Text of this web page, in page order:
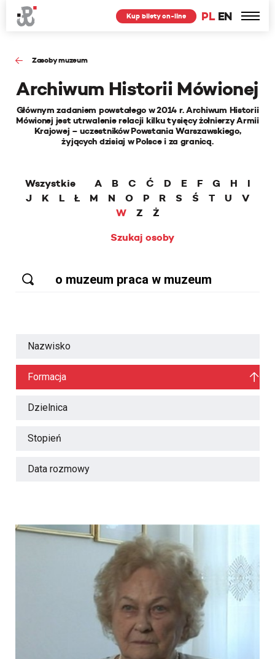
PL EN
Kup bilety on-line
Zasoby muzeum
Archiwum Historii Mówionej
Głównym zadaniem powstałego w 2014 r. Archiwum Historii
Mówionej jest utrwalenie relacji kilku tysięcy żołnierzy Armii
Krajowej – uczestników Powstania Warszawskiego,
żyjących dzisiaj w Polsce i za granicą.
Wszystkie A B C Ć D E F G H
I
J
K L Ł M N O P R S Ś T U
V
W
Z
Ż
Szukaj osoby
Nazwisko
Formacja
Dzielnica
Stopień
Data rozmowy